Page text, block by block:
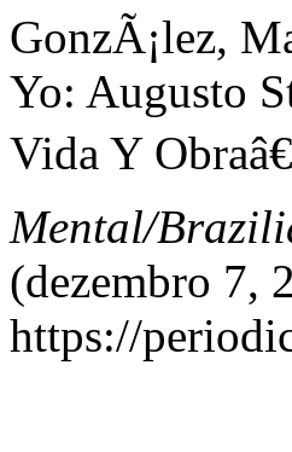
GonzÃ¡lez,
Yo: Augusto
Vida Y
Mental/
(dezembro 7,
https://